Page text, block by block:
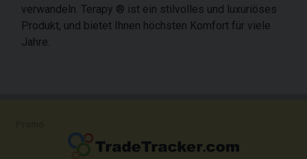
verwandeln. Terapy ® ist ein stilvolles und luxuriöses
Produkt, und bietet Ihnen höchsten Komfort für viele
Jahre.